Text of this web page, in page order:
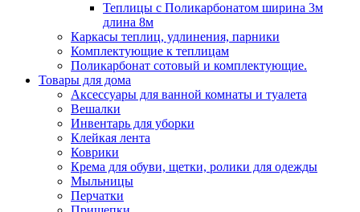
Теплицы с Поликарбонатом ширина 3м
длина 8м
Каркасы теплиц, удлинения, парники
Комплектующие к теплицам
Поликарбонат сотовый и комплектующие.
Товары для дома
Аксессуары для ванной комнаты и туалета
Вешалки
Инвентарь для уборки
Клейкая лента
Коврики
Крема для обуви, щетки, ролики для одежды
Мыльницы
Перчатки